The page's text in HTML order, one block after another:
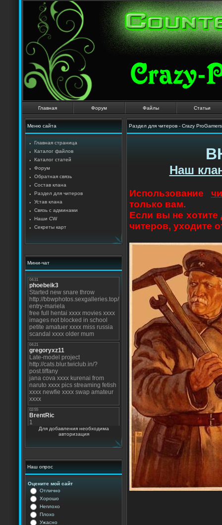
Главная Форум Файлы Статьи
Меню сайта
Главная страница
Каталог файлов
Каталог статей
Форум
Обратная связь
Состав клана
Раздел для читеров
Устав клана
Связь с админами
Наши CW
Секреты карт
Мини-чат
Для добавления необходима
авторизация
Наш опрос
Оцените мой сайт
Отлично
Хорошо
Неплохо
Плохо
Ужасно
Раздел для читеров - Crazy
Наш
Использование
только вам.
Если вы не хотите
читеров, уходите